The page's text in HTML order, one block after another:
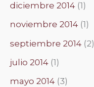
diciembre 2014 (1)
noviembre 2014 (1)
septiembre 2014 (2)
julio 2014 (1)
mayo 2014 (3)